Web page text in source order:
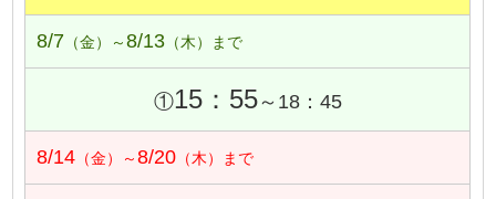
8/7 （金）～8/13 （木）まで
①15：55～18：45
8/14 （金）～8/20 （木）まで